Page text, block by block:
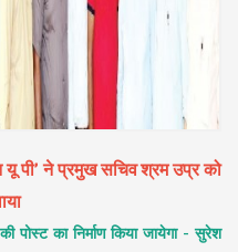
पी’ ने प्रमुख सचिव श्रम उप्र को
पोस्ट का निर्माण किया जायेगा - सुरेश